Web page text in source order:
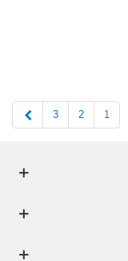
1
2
3